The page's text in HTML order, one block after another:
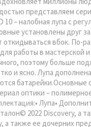
представляем
– налобная лупа с
установлены друг за
вбок. По-
работы в мастерской
поэтому больше
и ясно. Лупа
батарейки.Основные
оптики –
Лупа•
2022 Discovery, а
также ее дочерних